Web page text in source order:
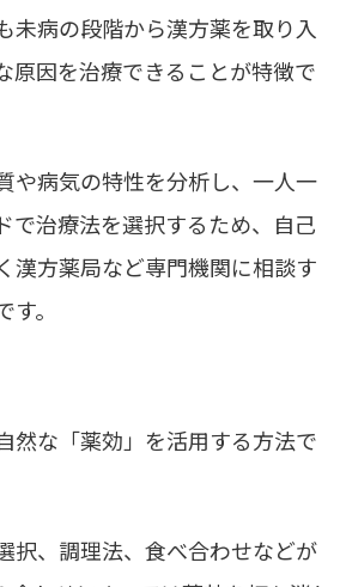
未病の段階から漢方薬を取り入
原因を治療できることが特徴で
や病気の特性を分析し、一人一
で治療法を選択するため、自己
漢方薬局など専門機関に相談す
。
然な「薬効」を活用する方法で
択、調理法、食べ合わせなどが